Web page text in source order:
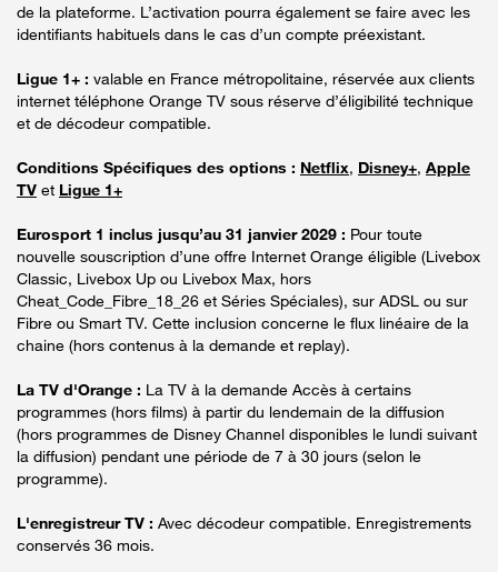
de la plateforme. L’activation pourra également se faire avec les
identifiants habituels dans le cas d’un compte préexistant.
Ligue 1+ : valable en France métropolitaine, réservée aux clients
internet téléphone Orange TV sous réserve d’éligibilité technique
et de décodeur compatible.
Conditions Spécifiques des options : Netflix, Disney+, Apple
TV et Ligue 1+
Eurosport 1 inclus jusqu’au 31 janvier 2029 : Pour toute
nouvelle souscription d’une offre Internet Orange éligible (Livebox
Classic, Livebox Up ou Livebox Max, hors
Cheat_Code_Fibre_18_26 et Séries Spéciales), sur ADSL ou sur
Fibre ou Smart TV. Cette inclusion concerne le flux linéaire de la
chaine (hors contenus à la demande et replay).
La TV d'Orange : La TV à la demande Accès à certains
programmes (hors films) à partir du lendemain de la diffusion
(hors programmes de Disney Channel disponibles le lundi suivant
la diffusion) pendant une période de 7 à 30 jours (selon le
programme).
L'enregistreur TV : Avec décodeur compatible. Enregistrements
conservés 36 mois.